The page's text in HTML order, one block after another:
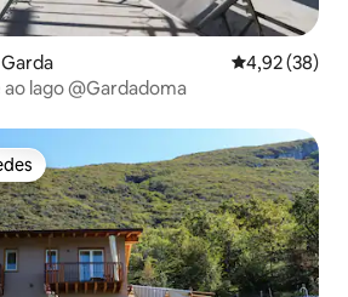
4,92 de uma
4,92 (38)
lago @Gardadoma